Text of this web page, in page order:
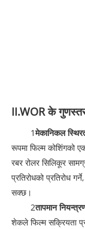
II.WOR के
1मेकानिकल
रूपमा फिल्म कोशिंगको
रबर रोलर सिलिकूर
प्रतिरोधको प्रतिरोध
सक्छ।
2तापमान
शेकले फिल्म सक्रियता